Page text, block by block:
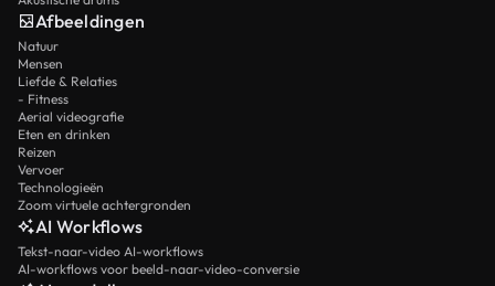
Afbeeldingen
Natuur
Mensen
Liefde & Relaties
- Fitness
Aerial videografie
Eten en drinken
Reizen
Vervoer
Technologieën
Zoom virtuele achtergronden
AI Workflows
Tekst-naar-video AI-workflows
AI-workflows voor beeld-naar-video-conversie